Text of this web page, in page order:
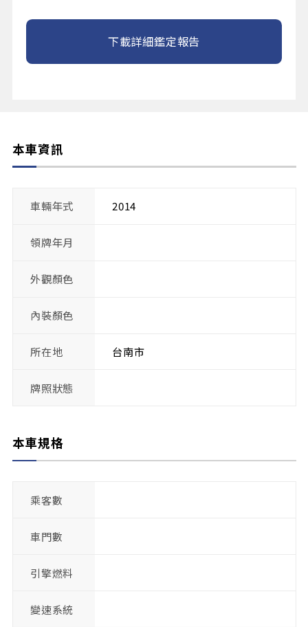
下載詳細鑑定報告
本車資訊
車輛年式 2014
領牌年月
外觀顏色
內裝顏色
所在地 台南市
牌照狀態
本車規格
乘客數
車門數
引擎燃料
變速系統